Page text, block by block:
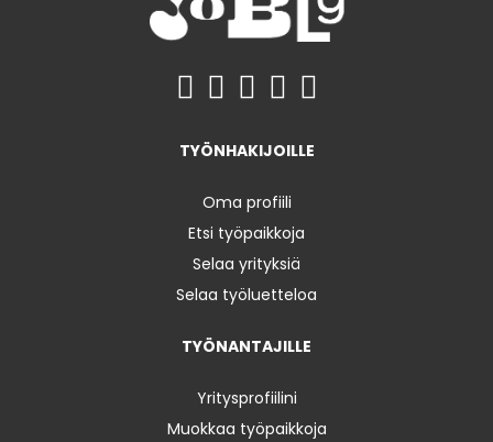
TYÖNHAKIJOILLE
Oma profiili
Etsi työpaikkoja
Selaa yrityksiä
Selaa työluetteloa
TYÖNANTAJILLE
Yritysprofiilini
Muokkaa työpaikkoja